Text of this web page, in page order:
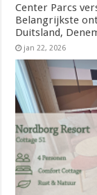
Center Parcs
Belangrijkste
Duitsland,
jan 22, 2026